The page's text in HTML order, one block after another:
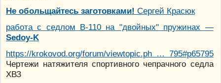
Не обольщайтесь заготовками! Сергей Красюк
работа с седлом В-110 на "двойных" пружинах —
Sedoy-K
https://krokovod.org/forum/viewtopic.ph … 795#p65795
Чертежи натяжителя спортивного чепрачного седла
ХВЗ